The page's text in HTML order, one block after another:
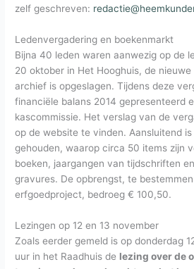
zelf geschreven:
Ledenvergadering en boekenmarkt
Bijna 40 leden waren aanwezig op de
20 oktober in Het Hooghuis, de
archief is opgeslagen. Tijdens deze
financiële balans 2014 gepresenteerd
kascommissie. Het verslag van de
op de website te vinden. Aansluitend
gehouden, waarop circa 50 items zijn
boeken, jaargangen van tijdschriften
gravures. De opbrengst, te
erfgoedproject, bedroeg € 100,50.
Lezingen op 12 en 13 november
Zoals eerder gemeld is op donderdag
uur in het Raadhuis de lezing over de